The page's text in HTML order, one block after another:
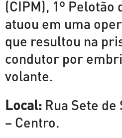
(CIPM), 1º Pelotão
atuou em uma
que resultou na
condutor por
volante.
Local: Rua Sete
– Centro.